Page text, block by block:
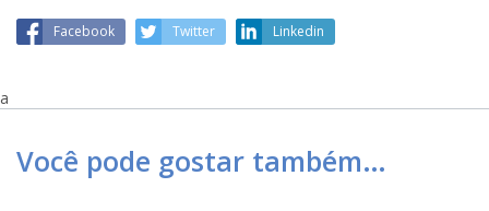
Facebook Twitter Linkedin
a
Você pode gostar também…